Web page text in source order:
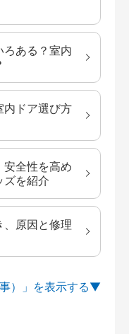
ろある？室内
内ドア選び方
全性を高め
ズを紹介
、原因と修理
）」を